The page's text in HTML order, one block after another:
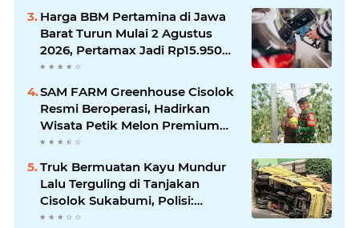
Harga BBM Pertamina di Jawa
Barat Turun Mulai 2 Agustus
2026, Pertamax Jadi Rp15.950
per Liter, Cek Daftar Harga
SAM FARM Greenhouse Cisolok
Resmi Beroperasi, Hadirkan
Wisata Petik Melon Premium
dan Edukasi Pertanian Modern
Truk Bermuatan Kayu Mundur
Lalu Terguling di Tanjakan
Cisolok Sukabumi, Polisi:
Diduga Tak Kuat Menanjak